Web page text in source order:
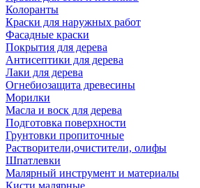
Колоранты
Краски для наружных работ
Фасадные краски
Покрытия для дерева
Антисептики для дерева
Лаки для дерева
Огнебиозащита древесины
Морилки
Масла и воск для дерева
Подготовка поверхности
Грунтовки пропиточные
Растворители,очистители, олифы
Шпатлевки
Малярный инструмент и материалы
Кисти малярные